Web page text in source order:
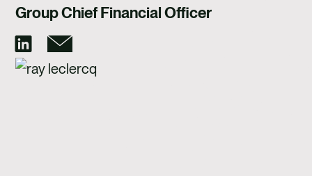
Group Chief Financial Officer